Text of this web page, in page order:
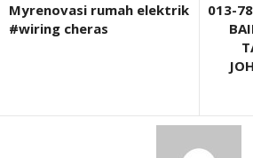
Myrenovasi rumah elektrik
#wiring cheras
013-